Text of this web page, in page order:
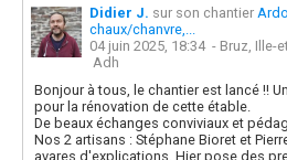
Didier J. sur son chantier
chaux/chanvre,...
04 juin 2025, 18:34- Bruz, Ille-
Adh
Bonjour à tous, le chantier est lancé !!
pour la rénovation de cette étable.
De beaux échanges conviviaux et
Nos 2 artisans : Stéphane Bioret et
avares d'explications. Hier pose des